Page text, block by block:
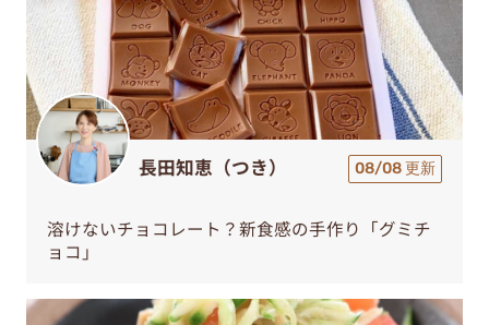
長田知恵（つき） 08/08 更新
溶けないチョコレート？新食感の手作り「グミチ
ョコ」